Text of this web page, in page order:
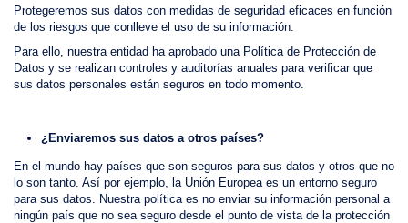
Protegeremos sus datos con medidas de seguridad eficaces en función
de los riesgos que conlleve el uso de su información.
Para ello, nuestra entidad ha aprobado una Política de Protección de
Datos y se realizan controles y auditorías anuales para verificar que
sus datos personales están seguros en todo momento.
¿Enviaremos sus datos a otros países?
En el mundo hay países que son seguros para sus datos y otros que no
lo son tanto. Así por ejemplo, la Unión Europea es un entorno seguro
para sus datos. Nuestra política es no enviar su información personal a
ningún país que no sea seguro desde el punto de vista de la protección